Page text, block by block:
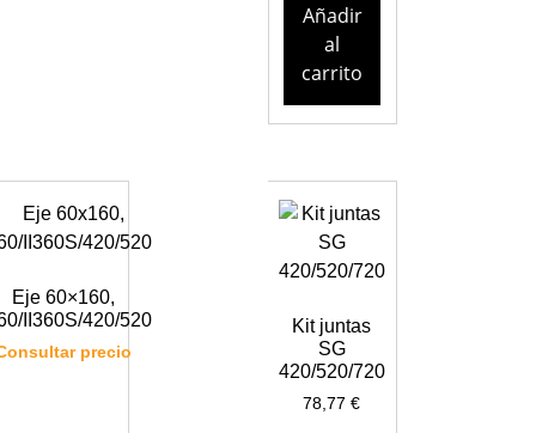
Añadir
al
carrito
Eje 60×160,
II360S/420/520
precio
Kit juntas
SG
420/520/720
78,77€